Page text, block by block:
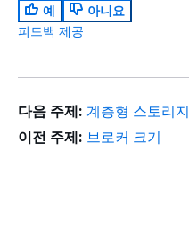
예
아니요
피드백 제공
다음 주제: 계층형 스토리지
이전 주제: 브로커 크기